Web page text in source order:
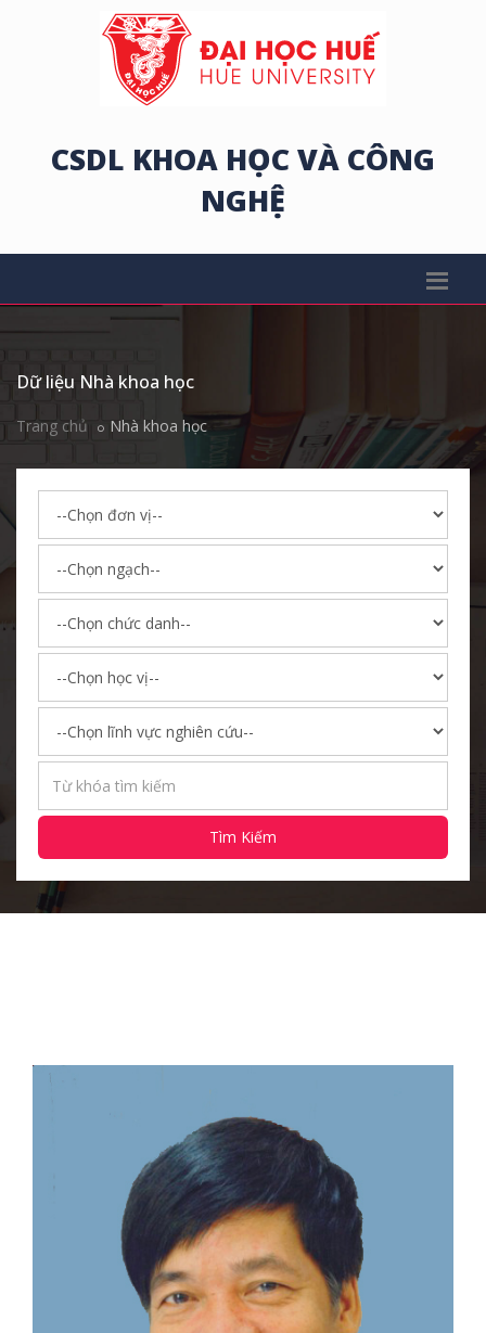
CSDL KHOA HỌC VÀ CÔNG
NGHỆ
Dữ liệu Nhà khoa học
Trang chủ Nhà khoa học
Tìm Kiếm